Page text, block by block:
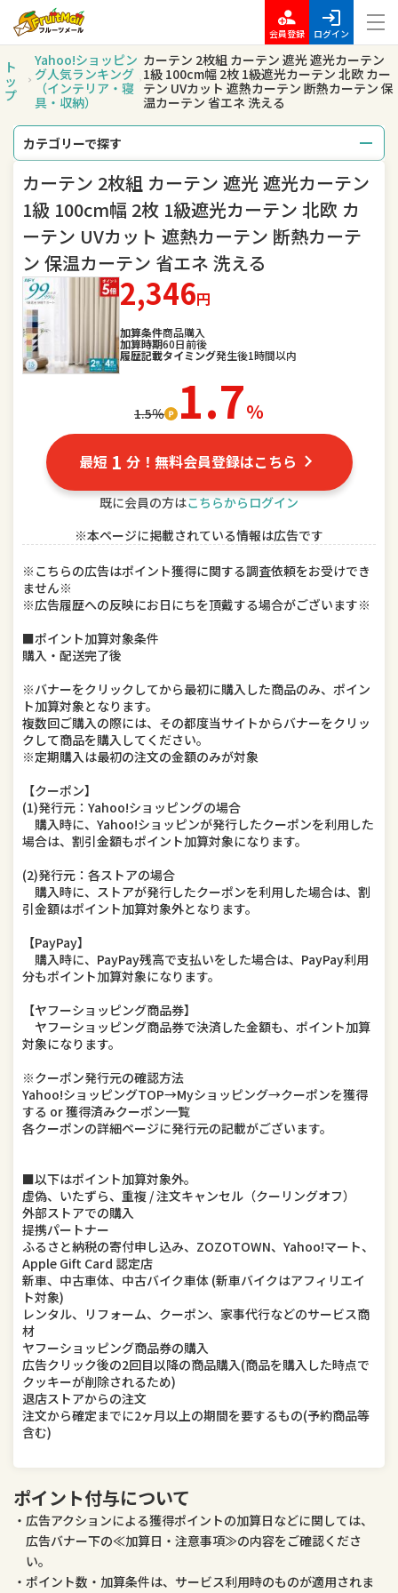
会員登録 ログイン
ト
ッ
プ
Yahoo!ショッピン
グ人気ランキング
（インテリア・寝
具・収納）
カーテン 2枚組 カーテン 遮光 遮光カーテン
1級 100cm幅 2枚 1級遮光カーテン 北欧 カー
テン UVカット 遮熱カーテン 断熱カーテン 保
温カーテン 省エネ 洗える
カテゴリーで探す
総合 レディースファッション
メンズファッション バッグ
腕時計 キッズ・ベビー・マタニティ
スポーツ アウトドア、釣り
家電
食品
DIY、工具 キッチン用品・食器・調理器具
本・雑誌・コミック ゲーム、おもちゃ
楽器、手芸、コレクション 車用品・バイク用品
美容・コスメ・香水
ペット・ペットグッズ
カーテン 2枚組 カーテン 遮光 遮光カーテン
1級 100cm幅 2枚 1級遮光カーテン 北欧 カ
ーテン UVカット 遮熱カーテン 断熱カーテ
ン 保温カーテン 省エネ 洗える
2,346円
加算条件商品購入
加算時期60日前後
履歴記載タイミング発生後1時間以内
1.5％ 1.7％
最短 1 分！無料会員登録はこちら
既に会員の方はこちらからログイン
※本ページに掲載されている情報は広告です
※こちらの広告はポイント獲得に関する調査依頼をお受けでき
ません※
※広告履歴への反映にお日にちを頂戴する場合がございます※
■ポイント加算対象条件
購入・配送完了後
※バナーをクリックしてから最初に購入した商品のみ、ポイン
ト加算対象となります。
複数回ご購入の際には、その都度当サイトからバナーをクリッ
クして商品を購入してください。
※定期購入は最初の注文の金額のみが対象
【クーポン】
(1)発行元：Yahoo!ショッピングの場合
購入時に、Yahoo!ショッピンが発行したクーポンを利用した
場合は、割引金額もポイント加算対象になります。
(2)発行元：各ストアの場合
購入時に、ストアが発行したクーポンを利用した場合は、割
引金額はポイント加算対象外となります。
【PayPay】
購入時に、PayPay残高で支払いをした場合は、PayPay利用
分もポイント加算対象になります。
【ヤフーショッピング商品券】
ヤフーショッピング商品券で決済した金額も、ポイント加算
対象になります。
※クーポン発行元の確認方法
Yahoo!ショッピングTOP→Myショッピング→クーポンを獲得
する or 獲得済みクーポン一覧
各クーポンの詳細ページに発行元の記載がございます。
■以下はポイント加算対象外。
虚偽、いたずら、重複 / 注文キャンセル（クーリングオフ）
外部ストアでの購入
提携パートナー
ふるさと納税の寄付申し込み、ZOZOTOWN、Yahoo!マート、
Apple Gift Card 認定店
新車、中古車体、中古バイク車体 (新車バイクはアフィリエイ
ト対象)
レンタル、リフォーム、クーポン、家事代行などのサービス商
材
ヤフーショッピング商品券の購入
広告クリック後の2回目以降の商品購入(商品を購入した時点で
クッキーが削除されるため)
退店ストアからの注文
注文から確定までに2ヶ月以上の期間を要するもの(予約商品等
含む)
ポイント付与について
広告アクションによる獲得ポイントの加算日などに関しては、
広告バナー下の≪加算日・注意事項≫の内容をご確認くださ
い。
ポイント数・加算条件は、サービス利用時のものが適用されま